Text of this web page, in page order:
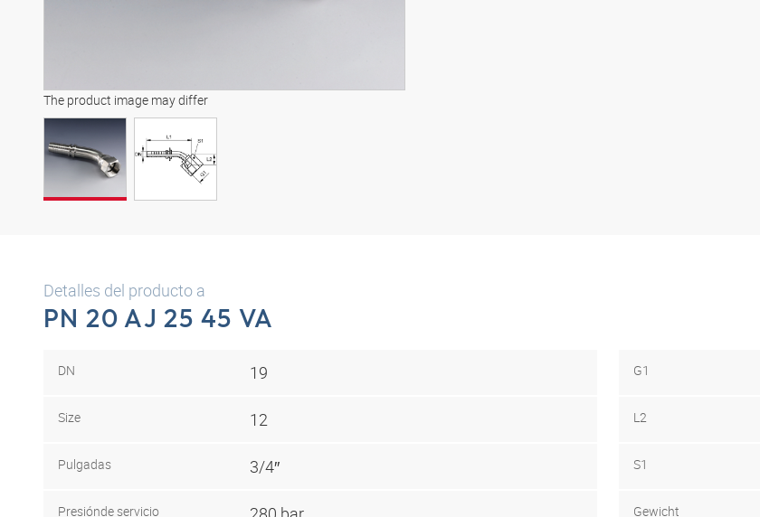
The product image may differ
Detalles del producto a
PN 20 AJ 25 45 VA
DN 19
Size 12
Pulgadas 3/4″
Presiónde servicio
G1
L2
S1
Gewicht